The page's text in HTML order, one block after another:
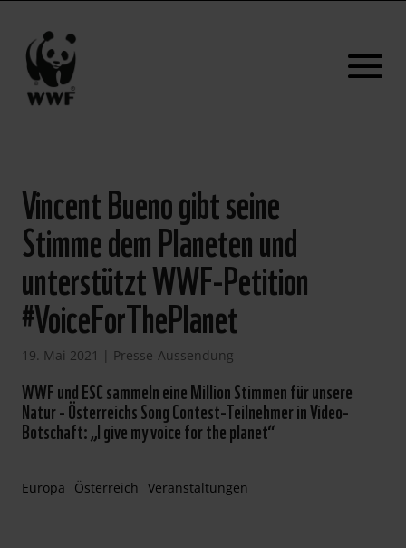
Vincent Bueno gibt seine
Stimme dem Planeten und
unterstützt WWF-Petition
#VoiceForThePlanet
19. Mai 2021 | Presse-Aussendung
WWF und ESC sammeln eine Million Stimmen für unsere
Natur - Österreichs Song Contest-Teilnehmer in Video-
Botschaft: „I give my voice for the planet“
Europa Österreich Veranstaltungen